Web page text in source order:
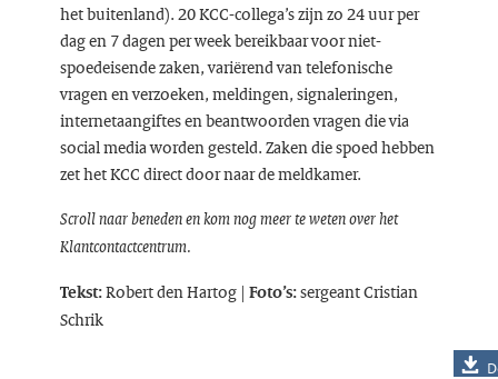
het buitenland). 20 KCC-collega’s zijn zo 24 uur per
dag en 7 dagen per week bereikbaar voor niet-
spoedeisende zaken, variërend van telefonische
vragen en verzoeken, meldingen, signaleringen,
internetaangiftes en beantwoorden vragen die via
social media worden gesteld. Zaken die spoed hebben
zet het KCC direct door naar de meldkamer.
Scroll naar beneden en kom nog meer te weten over het
Klantcontactcentrum.
Tekst:Robert den Hartog | Foto’s:sergeant Cristian
Schrik